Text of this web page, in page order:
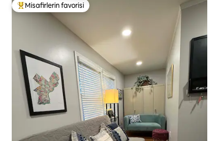
Misafirlerin favorilerinden en beğenilenler arasında
Misafirlerin favorisi